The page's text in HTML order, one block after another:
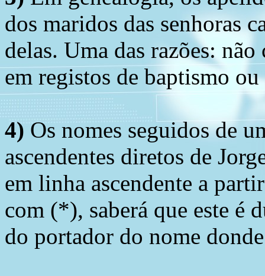
dos maridos das senhoras
delas. Uma das razões:
em registos de baptismo
4) Os nomes seguidos de
ascendentes diretos de
em linha ascendente a
com (*), saberá que este é
do portador do nome